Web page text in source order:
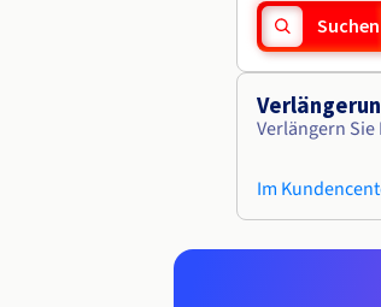
Suchen
Verlängern
Im